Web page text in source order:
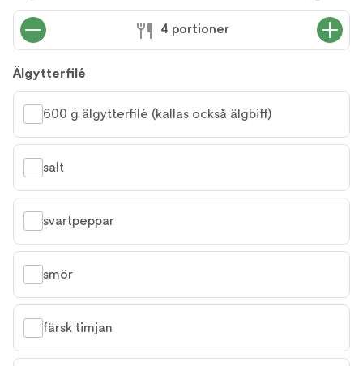
4 portioner
Älgytterfilé
600 g älgytterfilé (kallas också älgbiff)
salt
svartpeppar
smör
färsk timjan